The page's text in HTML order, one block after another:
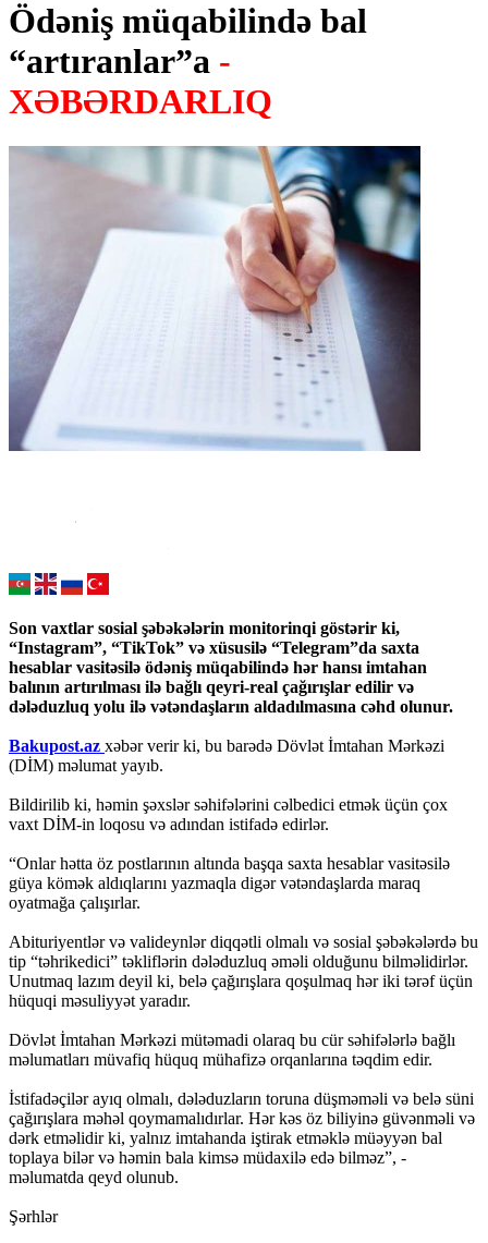
Ödəniş müqabilində bal
“artıranlar”a -
XƏBƏRDARLIQ
Son vaxtlar sosial şəbəkələrin monitorinqi göstərir ki,
“Instagram”, “TikTok” və xüsusilə “Telegram”da saxta
hesablar vasitəsilə ödəniş müqabilində hər hansı imtahan
balının artırılması ilə bağlı qeyri-real çağırışlar edilir və
dələduzluq yolu ilə vətəndaşların aldadılmasına cəhd olunur.
Bakupost.az xəbər verir ki, bu barədə Dövlət İmtahan Mərkəzi
(DİM) məlumat yayıb.
Bildirilib ki, həmin şəxslər səhifələrini cəlbedici etmək üçün çox
vaxt DİM-in loqosu və adından istifadə edirlər.
“Onlar hətta öz postlarının altında başqa saxta hesablar vasitəsilə
güya kömək aldıqlarını yazmaqla digər vətəndaşlarda maraq
oyatmağa çalışırlar.
Abituriyentlər və valideynlər diqqətli olmalı və sosial şəbəkələrdə bu
tip “təhrikedici” təkliflərin dələduzluq əməli olduğunu bilməlidirlər.
Unutmaq lazım deyil ki, belə çağırışlara qoşulmaq hər iki tərəf üçün
hüquqi məsuliyyət yaradır.
Dövlət İmtahan Mərkəzi mütəmadi olaraq bu cür səhifələrlə bağlı
məlumatları müvafiq hüquq mühafizə orqanlarına təqdim edir.
İstifadəçilər ayıq olmalı, dələduzların toruna düşməməli və belə süni
çağırışlara məhəl qoymamalıdırlar. Hər kəs öz biliyinə güvənməli və
dərk etməlidir ki, yalnız imtahanda iştirak etməklə müəyyən bal
toplaya bilər və həmin bala kimsə müdaxilə edə bilməz”, -
məlumatda qeyd olunub.
Şərhlər